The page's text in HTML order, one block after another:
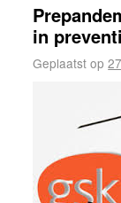
in
Geplaatst op